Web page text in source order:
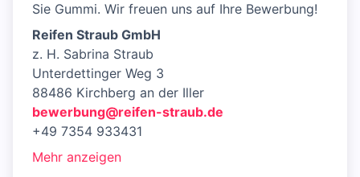
Sie Gummi. Wir freuen uns auf Ihre Bewerbung!
Reifen Straub GmbH
z. H. Sabrina Straub
Unterdettinger Weg 3
88486 Kirchberg an der Iller
bewerbung@reifen-straub.de
+49 7354 933431
Mehr anzeigen